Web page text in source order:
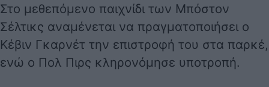
Στο μεθεπόμενο παιχνίδι των Μπόστον
Σέλτικς αναμένεται να πραγματοποιήσει ο
Κέβιν Γκαρνέτ την επιστροφή του στα παρκέ,
ενώ ο Πολ Πιρς κληρονόμησε υποτροπή.